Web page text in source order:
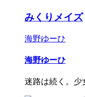
みくりメイズ
海野ゆーひ
海野ゆーひ
迷路は続く。少